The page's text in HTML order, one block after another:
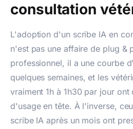
consultation
L'adoption d'un scribe IA en
n'est pas une affaire de plug &
professionnel, il a une courbe
quelques semaines, et les
vraiment 1h à 1h30 par jour ont
d'usage en tête. À l'inverse,
scribe IA après un mois ont